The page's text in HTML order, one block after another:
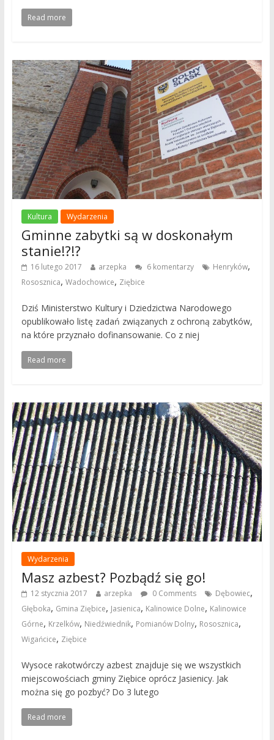
Read more
Kultura Wydarzenia
Gminne zabytki są w doskonałym
stanie!?!?
16 lutego 2017 arzepka 6 komentarzy Henryków,
Rososznica, Wadochowice, Ziębice
Dziś Ministerstwo Kultury i Dziedzictwa Narodowego
opublikowało listę zadań związanych z ochroną zabytków,
na które przyznało dofinansowanie. Co z niej
Read more
Wydarzenia
Masz azbest? Pozbądź się go!
12 stycznia 2017 arzepka 0 Comments Dębowiec,
Głęboka, Gmina Ziębice, Jasienica, Kalinowice Dolne, Kalinowice
Górne, Krzelków, Niedźwiednik, Pomianów Dolny, Rososznica,
Wigańcice, Ziębice
Wysoce rakotwórczy azbest znajduje się we wszystkich
miejscowościach gminy Ziębice oprócz Jasienicy. Jak
można się go pozbyć? Do 3 lutego
Read more